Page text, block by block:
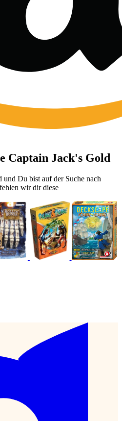
Captain Jack's Gold
Du bist auf der Suche nach
wir dir diese